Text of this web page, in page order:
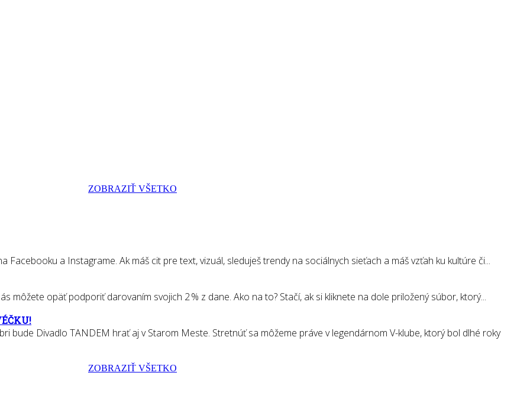
ZOBRAZIŤ VŠETKO
a Instagrame. Ak máš cit pre text, vizuál, sleduješ trendy na sociálnych sieťach a máš vzťah ku kultúre či...
môžete opäť podporiť darovaním svojich 2 % z dane. Ako na to? Stačí, ak si kliknete na dole priložený súbor, ktorý...
bude Divadlo TANDEM hrať aj v Starom Meste. Stretnúť sa môžeme práve v legendárnom V-klube, ktorý bol dlhé roky
ZOBRAZIŤ VŠETKO